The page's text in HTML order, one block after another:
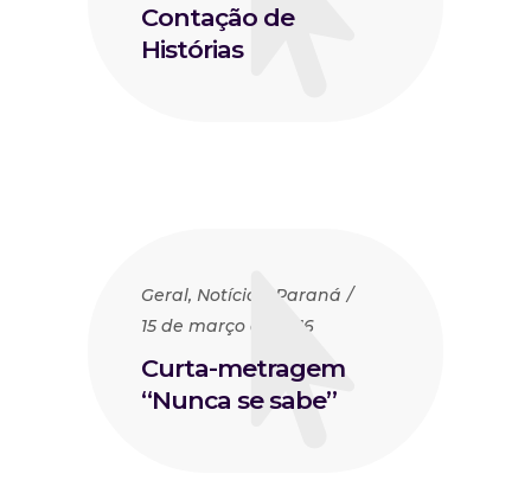
Contação de
Histórias
Geral, Notícias
Paraná
15 de março de 2016
Curta-metragem
“Nunca se sabe”